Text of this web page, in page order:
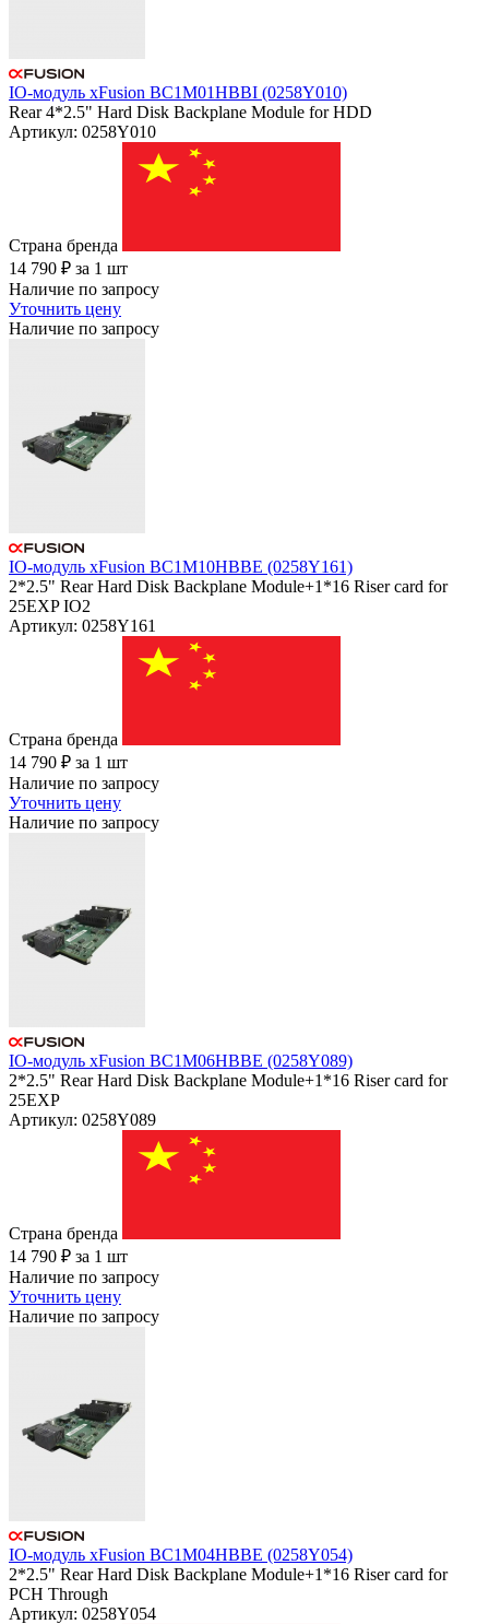
IO-модуль xFusion BC1M01HBBI (0258Y010)
Rear 4*2.5" Hard Disk Backplane Module for HDD
Артикул: 0258Y010
Страна бренда
14 790 ₽ за 1 шт
Наличие по запросу
Уточнить цену
Наличие по запросу
IO-модуль xFusion BC1M10HBBE (0258Y161)
2*2.5" Rear Hard Disk Backplane Module+1*16 Riser card for
25EXP IO2
Артикул: 0258Y161
Страна бренда
14 790 ₽ за 1 шт
Наличие по запросу
Уточнить цену
Наличие по запросу
IO-модуль xFusion BC1M06HBBE (0258Y089)
2*2.5" Rear Hard Disk Backplane Module+1*16 Riser card for
25EXP
Артикул: 0258Y089
Страна бренда
14 790 ₽ за 1 шт
Наличие по запросу
Уточнить цену
Наличие по запросу
IO-модуль xFusion BC1M04HBBE (0258Y054)
2*2.5" Rear Hard Disk Backplane Module+1*16 Riser card for
PCH Through
Артикул: 0258Y054